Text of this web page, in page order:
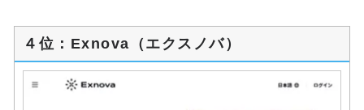
４位：Exnova（エクスノバ）